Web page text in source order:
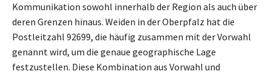
Kommunikation sowohl innerhalb der Region als auch über
deren Grenzen hinaus. Weiden in der Oberpfalz hat die
Postleitzahl 92699, die häufig zusammen mit der Vorwahl
genannt wird, um die genaue geographische Lage
festzustellen. Diese Kombination aus Vorwahl und